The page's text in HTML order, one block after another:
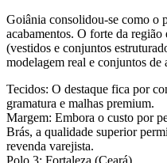
Goiânia consolidou-se como o
acabamentos. O forte da região
(vestidos e conjuntos
modelagem real e conjuntos de
Tecidos: O destaque fica por
gramatura e malhas premium.
Margem: Embora o custo por
Brás, a qualidade superior
revenda varejista.
Polo 3: Fortaleza (Ceará)